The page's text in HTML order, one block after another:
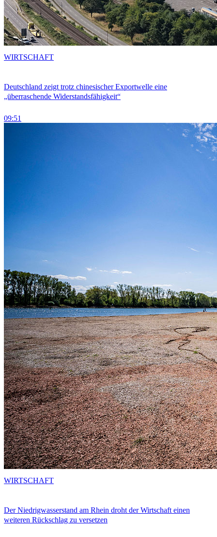
Deutschland zeigt trotz chinesischer Exportwelle eine
„überraschende Widerstandsfähigkeit“
09:51
WIRTSCHAFT
Der Niedrigwasserstand am Rhein droht der Wirtschaft einen
weiteren Rückschlag zu versetzen
WIRTSCHAFT